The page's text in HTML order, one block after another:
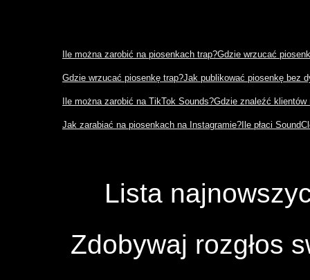
Ile można zarobić na piosenkach trap?Gdzie wrzucać
Gdzie wrzucać piosenkę trap?Jak publikować piosenkę bez
Ile można zarobić na TikTok Sounds?Gdzie znaleźć klientów
Jak zarabiać na piosenkach na Instagramie? Ile płaci
Lista
Zdobywaj rozgłos